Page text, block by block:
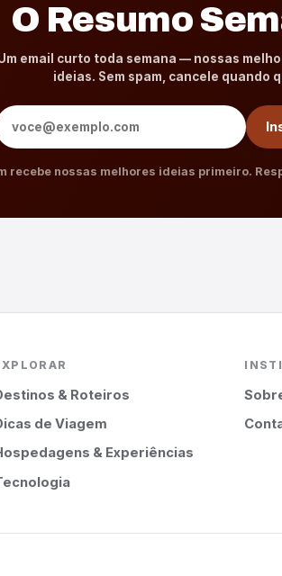
O Resumo
email curto toda semana — nossas
ideias. Sem spam, cancele quando
de e-mail
recebe nossas melhores ideias primeiro.
& Roteiros
de Viagem
& Experiências